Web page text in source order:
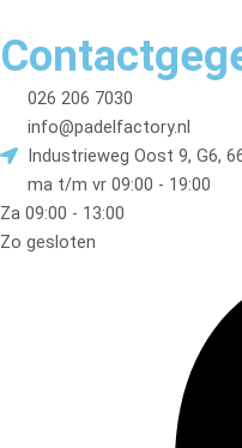
026 206 7030
info@padelfactory.nl
Industrieweg Oost 9, G6,
ma t/m vr 09:00 - 19:00
Za 09:00 - 13:00
Zo gesloten